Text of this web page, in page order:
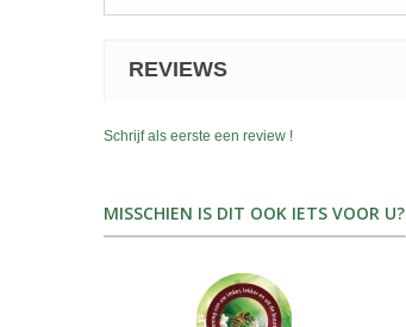
REVIEWS
Schrijf als eerste een review !
MISSCHIEN IS DIT OOK IETS VOOR U?